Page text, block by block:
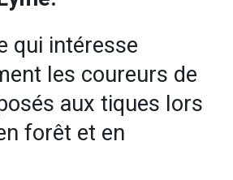
qui intéresse
les coureurs de
aux tiques lors
forêt et en